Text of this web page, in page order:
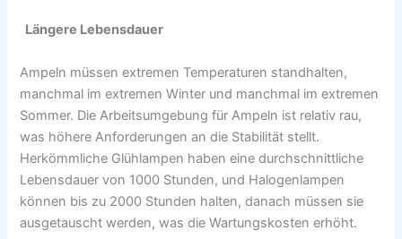
Längere Lebensdauer
Ampeln müssen extremen Temperaturen standhalten,
manchmal im extremen Winter und manchmal im extremen
Sommer. Die Arbeitsumgebung für Ampeln ist relativ rau,
was höhere Anforderungen an die Stabilität stellt.
Herkömmliche Glühlampen haben eine durchschnittliche
Lebensdauer von 1000 Stunden, und Halogenlampen
können bis zu 2000 Stunden halten, danach müssen sie
ausgetauscht werden, was die Wartungskosten erhöht.